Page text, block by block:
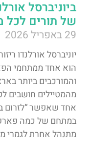
ביוניברסל
של תורים לכל
29 באפריל 2026
הוא אחד ממתחמי
והמורכבים ביותר
מהמטיילים חושבים
אחד שאפשר “לזרום
במתחם של כמה
מתנהל אחרת לגמרי